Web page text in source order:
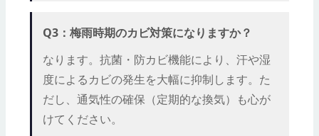
Q3：梅雨時期のカビ対策になりますか？
なります。抗菌・防カビ機能により、汗や湿
度によるカビの発生を大幅に抑制します。た
だし、通気性の確保（定期的な換気）も心が
けてください。